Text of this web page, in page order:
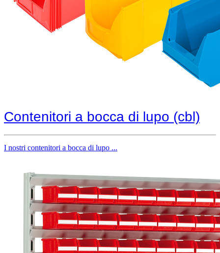
Contenitori a bocca di lupo (cbl)
I nostri contenitori a bocca di lupo ...